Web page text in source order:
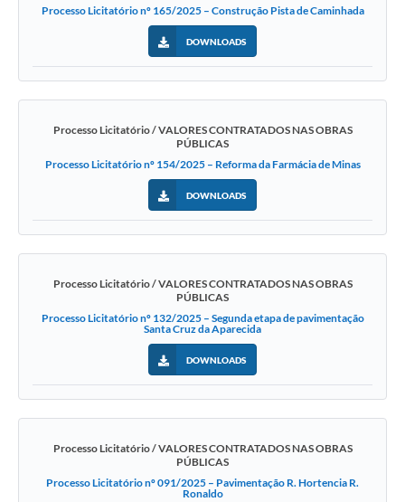
Processo Licitatório nº 165/2025 – Construção Pista de Caminhada
DOWNLOADS
Processo Licitatório / VALORES CONTRATADOS NAS OBRAS
PÚBLICAS
Processo Licitatório nº 154/2025 – Reforma da Farmácia de Minas
DOWNLOADS
Processo Licitatório / VALORES CONTRATADOS NAS OBRAS
PÚBLICAS
Processo Licitatório nº 132/2025 – Segunda etapa de pavimentação
Santa Cruz da Aparecida
DOWNLOADS
Processo Licitatório / VALORES CONTRATADOS NAS OBRAS
PÚBLICAS
Processo Licitatório nº 091/2025 – Pavimentação R. Hortencia R.
Ronaldo